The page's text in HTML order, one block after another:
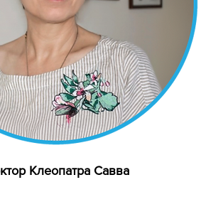
Клеопатра Савва